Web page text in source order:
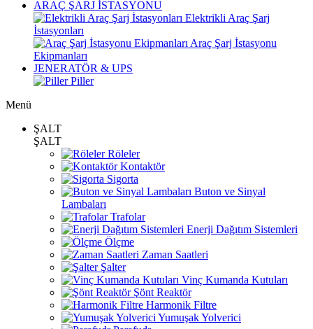
ARAÇ ŞARJ İSTASYONU
Elektrikli Araç Şarj
İstasyonları
Araç Şarj İstasyonu
Ekipmanları
JENERATÖR & UPS
Piller
Menü
ŞALT
ŞALT
Röleler
Kontaktör
Sigorta
Buton ve Sinyal
Lambaları
Trafolar
Enerji Dağıtım Sistemleri
Ölçme
Zaman Saatleri
Şalter
Vinç Kumanda Kutuları
Şönt Reaktör
Harmonik Filtre
Yumuşak Yolverici